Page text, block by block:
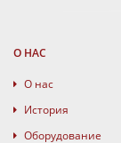
О НАС
О нас
История
Оборудование